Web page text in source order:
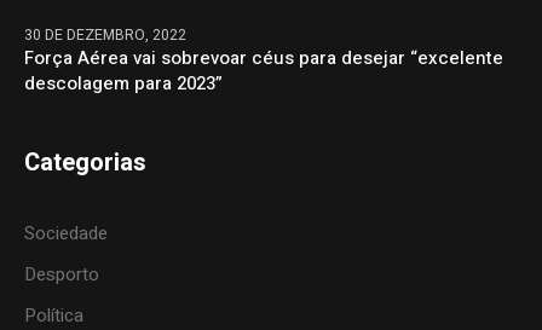
30 DE DEZEMBRO, 2022
Força Aérea vai sobrevoar céus para desejar “excelente
descolagem para 2023”
Categorias
Sociedade
Desporto
Política